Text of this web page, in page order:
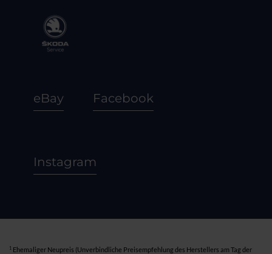
eBay Facebook
Instagram
1 Ehemaliger Neupreis (Unverbindliche Preisempfehlung des Herstellers am Tag der